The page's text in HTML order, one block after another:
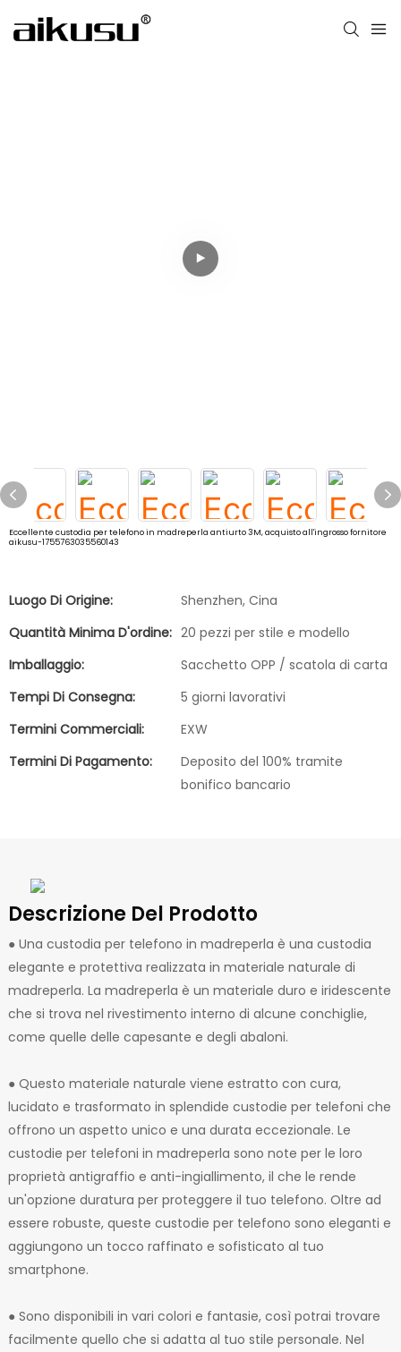
Eccellente custodia per telefono in madreperla antiurto 3M, acquisto all'ingrosso fornitore
aikusu-1755763035560143
Luogo Di Origine:
Shenzhen, Cina
Quantità Minima D'ordine: 20 pezzi per stile e modello
Imballaggio:
Sacchetto OPP / scatola di carta
Tempi Di Consegna:
5 giorni lavorativi
Termini Commerciali:
EXW
Termini Di Pagamento:
Deposito del 100% tramite
bonifico bancario
Descrizione Del Prodotto
● Una custodia per telefono in madreperla è una custodia
elegante e protettiva realizzata in materiale naturale di
madreperla. La madreperla è un materiale duro e iridescente
che si trova nel rivestimento interno di alcune conchiglie,
come quelle delle capesante e degli abaloni.
● Questo materiale naturale viene estratto con cura,
lucidato e trasformato in splendide custodie per telefoni che
offrono un aspetto unico e una durata eccezionale. Le
custodie per telefoni in madreperla sono note per le loro
proprietà antigraffio e anti-ingiallimento, il che le rende
un'opzione duratura per proteggere il tuo telefono. Oltre ad
essere robuste, queste custodie per telefono sono eleganti e
aggiungono un tocco raffinato e sofisticato al tuo
smartphone.
● Sono disponibili in vari colori e fantasie, così potrai trovare
facilmente quello che si adatta al tuo stile personale. Nel